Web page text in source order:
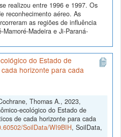
realizou entre 1996 e 1997. Os
reconhecimento aéreo. As
as regiões de influência
Madeira e Ji-Paraná-
do Estado de
horizonte para cada
Thomas A., 2023,
ecológico do Estado de
de cada horizonte para cada
SoilData/WI9BIH, SoilData,